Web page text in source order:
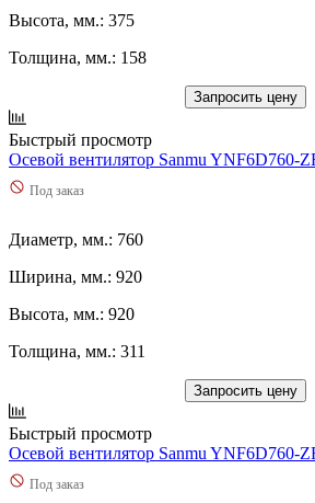
Высота, мм.: 375
Толщина, мм.: 158
Запросить цену
Быстрый просмотр
Осевой вентилятор Sanmu YNF6D760-
Под заказ
Диаметр, мм.: 760
Ширина, мм.: 920
Высота, мм.: 920
Толщина, мм.: 311
Запросить цену
Быстрый просмотр
Осевой вентилятор Sanmu YNF6D760-
Под заказ